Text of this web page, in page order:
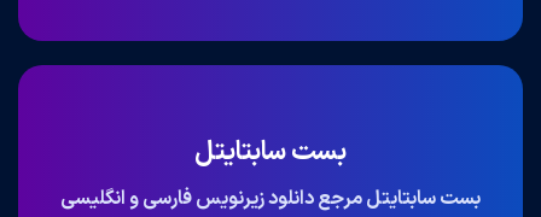
بست سابتایتل
بست سابتایتل مرجع دانلود زیرنویس فارسی و انگلیسی